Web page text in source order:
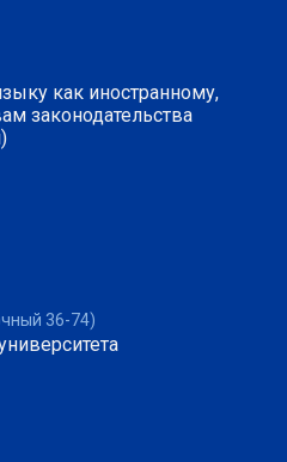
как иностранному,
законодательства
36-74)